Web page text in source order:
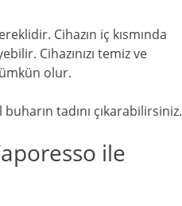
Cihazın iç kısmında
Cihazınızı temiz ve
olur.
tadını çıkarabilirsiniz.
ile